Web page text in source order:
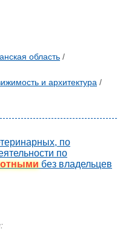
область /
и архитектура /
по
по
без владельцев